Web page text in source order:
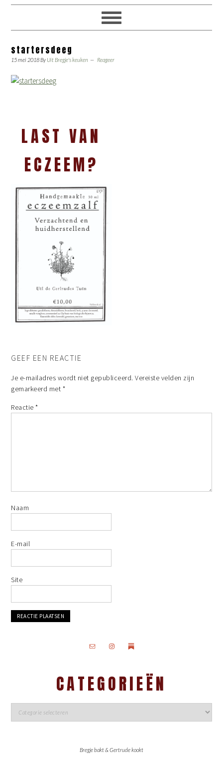
startersdeeg
15 mei 2018By Uit Bregje's keuken Reageer
LAST VAN
ECZEEM?
GEEF EEN REACTIE
Je e-mailadres wordt niet gepubliceerd. Vereiste velden zijn
gemarkeerd met *
Reactie*
Naam
E-mail
Site
CATEGORIEËN
Bregje bakt & Gertrude kookt